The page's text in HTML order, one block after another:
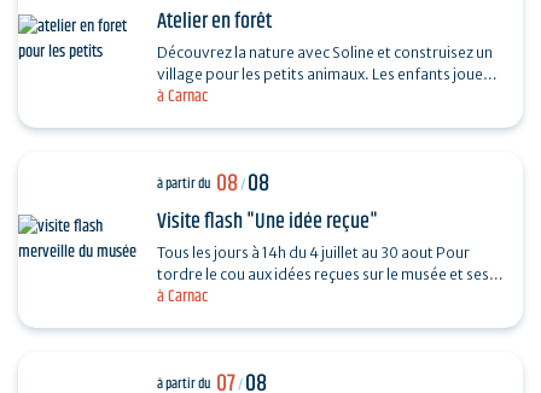
à Carnac
Atelier en forêt
Découvrez la nature avec Soline et construisez un
village pour les petits animaux. Les enfants jouent
et participent à diverses activités au cœur de…
à Carnac
à partir du 08/08
Visite flash "Une idée reçue"
Tous les jours à 14h du 4 juillet au 30 aout Pour
tordre le cou aux idées reçues sur le musée et ses
collections, piochez au hasard une question et…
à partir du 07/08